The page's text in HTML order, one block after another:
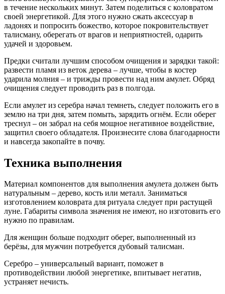
в течение нескольких минут. Затем поделиться с коловратом
своей энергетикой. Для этого нужно сжать аксессуар в
ладонях и попросить божество, которое покровительствует
талисману, оберегать от врагов и неприятностей, одарить
удачей и здоровьем.
Предки считали лучшим способом очищения и зарядки такой:
развести пламя из веток дерева – лучше, чтобы в костер
ударила молния – и трижды провести над ним амулет. Обряд
очищения следует проводить раз в полгода.
Если амулет из серебра начал темнеть, следует положить его в
землю на три дня, затем помыть, зарядить огнём. Если оберег
треснул – он забрал на себя мощное негативное воздействие,
защитил своего обладателя. Произнесите слова благодарности
и навсегда закопайте в почву.
Техника выполнения
Материал компонентов для выполнения амулета должен быть
натуральным – дерево, кость или металл. Заниматься
изготовлением коловрата для ритуала следует при растущей
луне. Габариты символа значения не имеют, но изготовить его
нужно по правилам.
Для женщин больше подходит оберег, выполненный из
берёзы, для мужчин потребуется дубовый талисман.
Серебро – универсальный вариант, поможет в
противодействии любой энергетике, впитывает негатив,
устраняет нечисть.